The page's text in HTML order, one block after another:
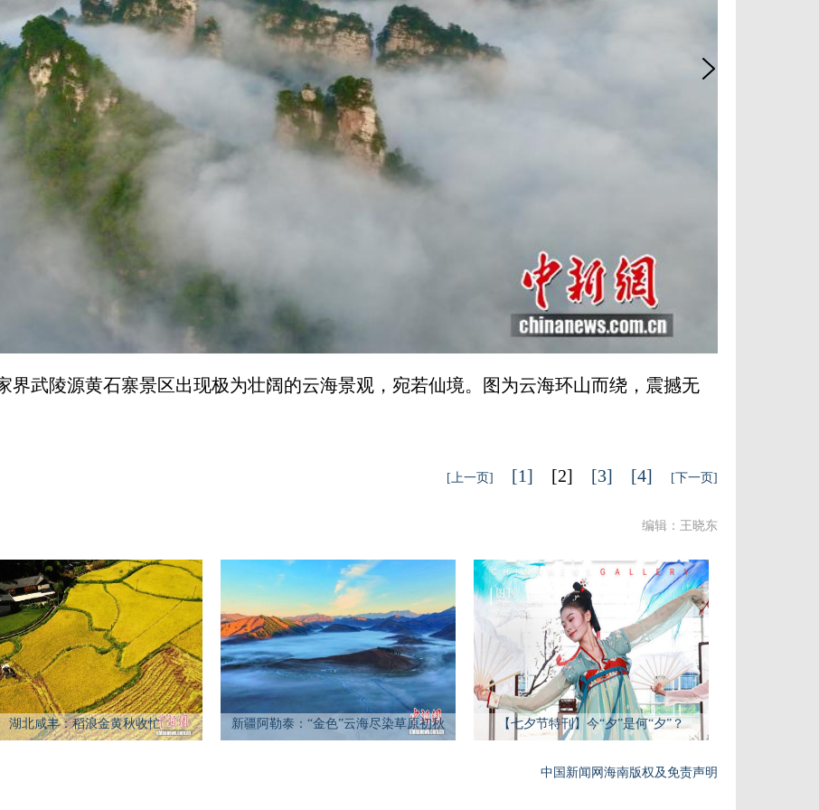
武陵源黄石寨景区出现极为壮阔的云海景观，宛若仙境。图为云海环山而绕，震撼无
[上一页] [1] [2] [3] [4] [下一页]
编辑：王晓东
湖北咸丰：稻浪金黄秋收忙 新疆阿勒泰：“金色”云海尽染草原初秋 【七夕节特刊】今“夕”是何“夕”？
中国新闻网海南版权及免责声明